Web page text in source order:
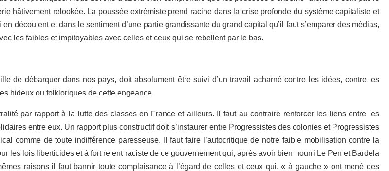
hâtivement relookée. La poussée extrémiste prend racine dans la crise profonde du système capitaliste et
découlent et dans le sentiment d’une partie grandissante du grand capital qu’il faut s’emparer des médias,
les faibles et impitoyables avec celles et ceux qui se rebellent par le bas.
de débarquer dans nos pays, doit absolument être suivi d’un travail acharné contre les idées, contre les
hideux ou folkloriques de cette engeance.
par rapport à la lutte des classes en France et ailleurs. Il faut au contraire renforcer les liens entre les
entre eux. Un rapport plus constructif doit s’instaurer entre Progressistes des colonies et Progressistes
comme de toute indifférence paresseuse. Il faut faire l’autocritique de notre faible mobilisation contre la
les lois liberticides et à fort relent raciste de ce gouvernement qui, après avoir bien nourri LePen et Bardela
raisons il faut bannir toute complaisance à l’égard de celles et ceux qui, «à gauche» ont mené des